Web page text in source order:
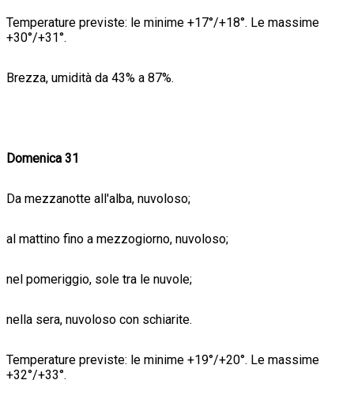
Temperature previste: le minime +17°/+18°. Le massime
+30°/+31°.
Brezza, umidità da 43% a 87%.
Domenica 31
Da mezzanotte all'alba, nuvoloso;
al mattino fino a mezzogiorno, nuvoloso;
nel pomeriggio, sole tra le nuvole;
nella sera, nuvoloso con schiarite.
Temperature previste: le minime +19°/+20°. Le massime
+32°/+33°.